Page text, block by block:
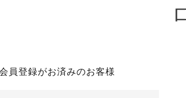
員登録がお済みのお客様